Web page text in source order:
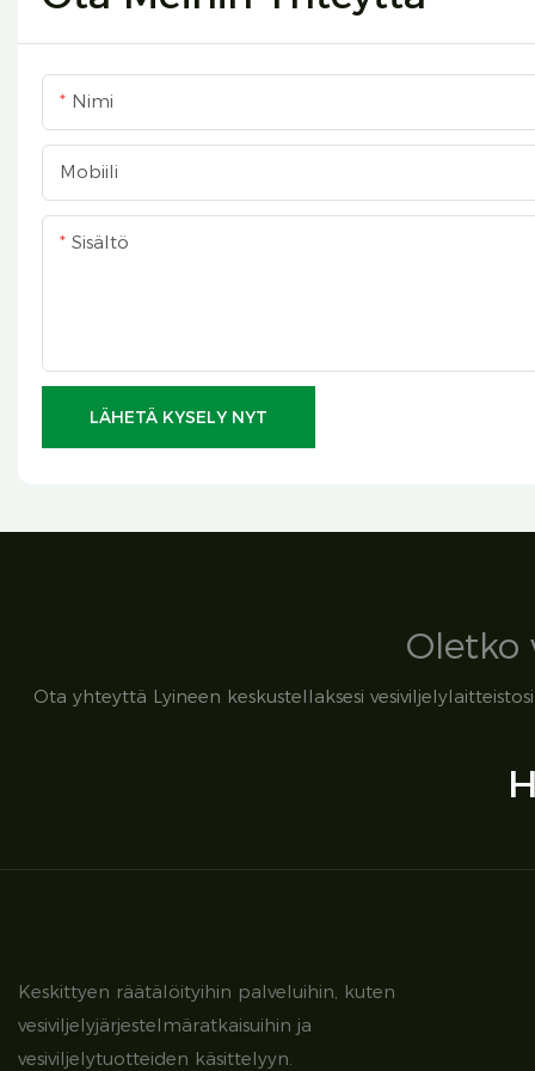
Nimi
Mobiili
Sisältö
LÄHETÄ KYSELY NYT
Oletko
Ota yhteyttä Lyineen keskustellaksesi
Keskittyen räätälöityihin palveluihin, kuten
vesiviljelyjärjestelmäratkaisuihin ja
vesiviljelytuotteiden käsittelyyn.